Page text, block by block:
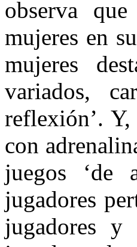
observa
mujeres en
mujeres
variados,
reflexión’.
con
juegos ‘de
jugadores
jugadores y